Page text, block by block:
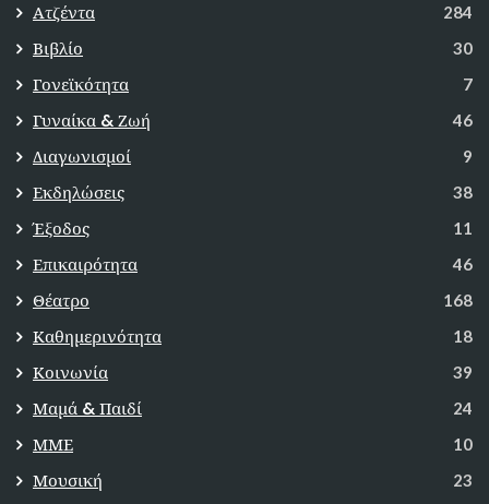
Ατζέντα 284
Βιβλίο 30
Γονεϊκότητα 7
Γυναίκα & Ζωή 46
Διαγωνισμοί 9
Εκδηλώσεις 38
Έξοδος 11
Επικαιρότητα 46
Θέατρο 168
Καθημερινότητα 18
Κοινωνία 39
Μαμά & Παιδί 24
ΜΜΕ 10
Μουσική 23